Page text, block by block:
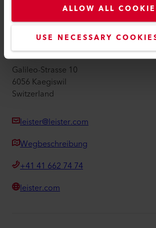
ALLOW ALL
USE NECESSARY
Leister AG
Galileo-Strasse 10
6056 Kaegiswil
Switzerland
leister@leister.com
Wegbeschreibung
+41 41 662 74 74
leister.com